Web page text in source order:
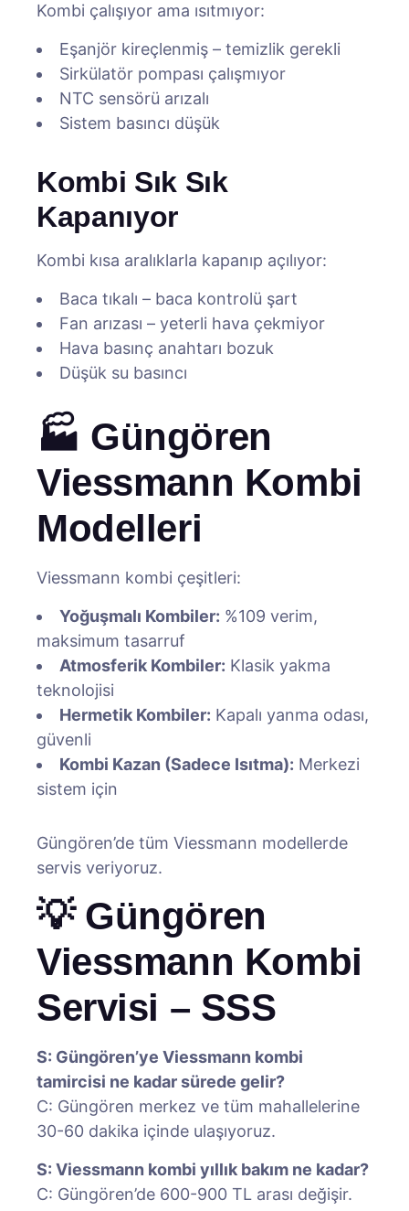
Kombi çalışıyor ama ısıtmıyor:
Eşanjör kireçlenmiş – temizlik gerekli
Sirkülatör pompası çalışmıyor
NTC sensörü arızalı
Sistem basıncı düşük
Kombi Sık Sık
Kapanıyor
Kombi kısa aralıklarla kapanıp açılıyor:
Baca tıkalı – baca kontrolü şart
Fan arızası – yeterli hava çekmiyor
Hava basınç anahtarı bozuk
Düşük su basıncı
🏭 Güngören
Viessmann Kombi
Modelleri
Viessmann kombi çeşitleri:
Yoğuşmalı Kombiler: %109 verim,
maksimum tasarruf
Atmosferik Kombiler: Klasik yakma
teknolojisi
Hermetik Kombiler: Kapalı yanma odası,
güvenli
Kombi Kazan (Sadece Isıtma): Merkezi
sistem için
Güngören’de tüm Viessmann modellerde
servis veriyoruz.
💡 Güngören
Viessmann Kombi
Servisi – SSS
S: Güngören’ye Viessmann kombi
tamircisi ne kadar sürede gelir?
C: Güngören merkez ve tüm mahallelerine
30-60 dakika içinde ulaşıyoruz.
S: Viessmann kombi yıllık bakım ne kadar?
C: Güngören’de 600-900 TL arası değişir.